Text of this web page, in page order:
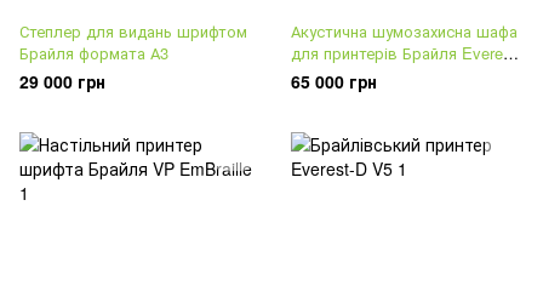
Степлер для видань шрифтом
Брайля формата А3
29 000 грн
Акустична шумозахисна шафа
для принтерів Брайля Everest-
D
65 000 грн